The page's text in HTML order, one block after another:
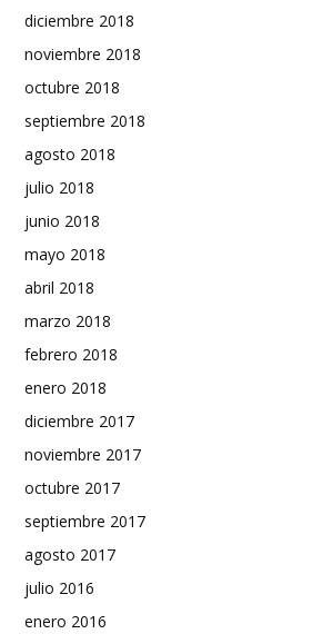
diciembre 2018
noviembre 2018
octubre 2018
septiembre 2018
agosto 2018
julio 2018
junio 2018
mayo 2018
abril 2018
marzo 2018
febrero 2018
enero 2018
diciembre 2017
noviembre 2017
octubre 2017
septiembre 2017
agosto 2017
julio 2016
enero 2016